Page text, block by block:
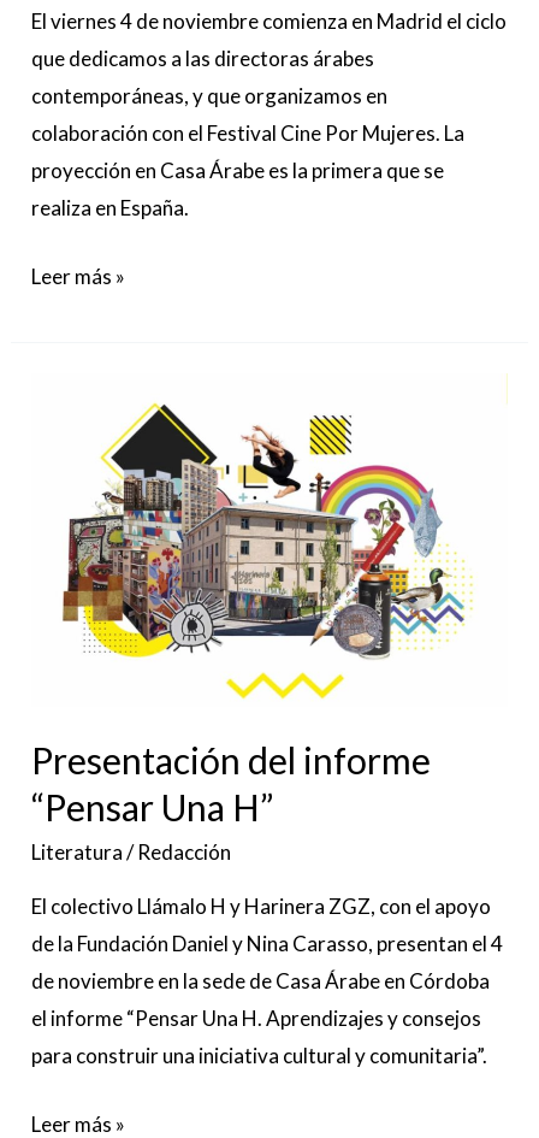
El viernes 4 de noviembre comienza en Madrid el ciclo
que dedicamos a las directoras árabes
contemporáneas, y que organizamos en
colaboración con el Festival Cine Por Mujeres. La
proyección en Casa Árabe es la primera que se
realiza en España.
Leer más »
Presentación del informe
“Pensar Una H”
Literatura/Redacción
El colectivo Llámalo H y Harinera ZGZ, con el apoyo
de la Fundación Daniel y Nina Carasso, presentan el 4
de noviembre en la sede de Casa Árabe en Córdoba
el informe “Pensar Una H. Aprendizajes y consejos
para construir una iniciativa cultural y comunitaria”.
informe
“Pensar
Leer más »